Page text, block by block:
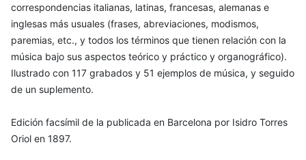
correspondencias italianas, latinas, francesas, alemanas e
inglesas más usuales (frases, abreviaciones, modismos,
paremias, etc., y todos los términos que tienen relación con la
música bajo sus aspectos teórico y práctico y organográfico).
Ilustrado con 117 grabados y 51 ejemplos de música, y seguido
de un suplemento.
Edición facsímil de la publicada en Barcelona por Isidro Torres
Oriol en 1897.